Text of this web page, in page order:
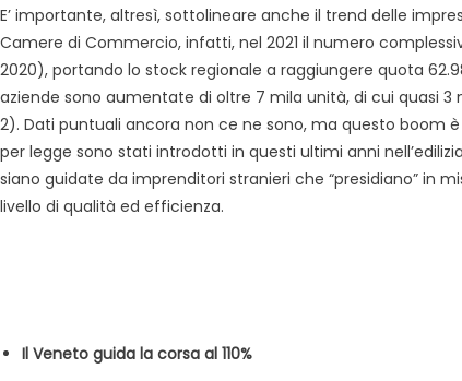
E’ importante, altresì, sottolineare anche il trend delle
Camere di Commercio, infatti, nel 2021 il numero
2020), portando lo stock regionale a raggiungere quota
aziende sono aumentate di oltre 7 mila unità, di cui quasi 3
2). Dati puntuali ancora non ce ne sono, ma questo
per legge sono stati introdotti in questi ultimi anni
siano guidate da imprenditori stranieri che “presidiano” in
livello di qualità ed efficienza.
Il Veneto guida la corsa al 110%